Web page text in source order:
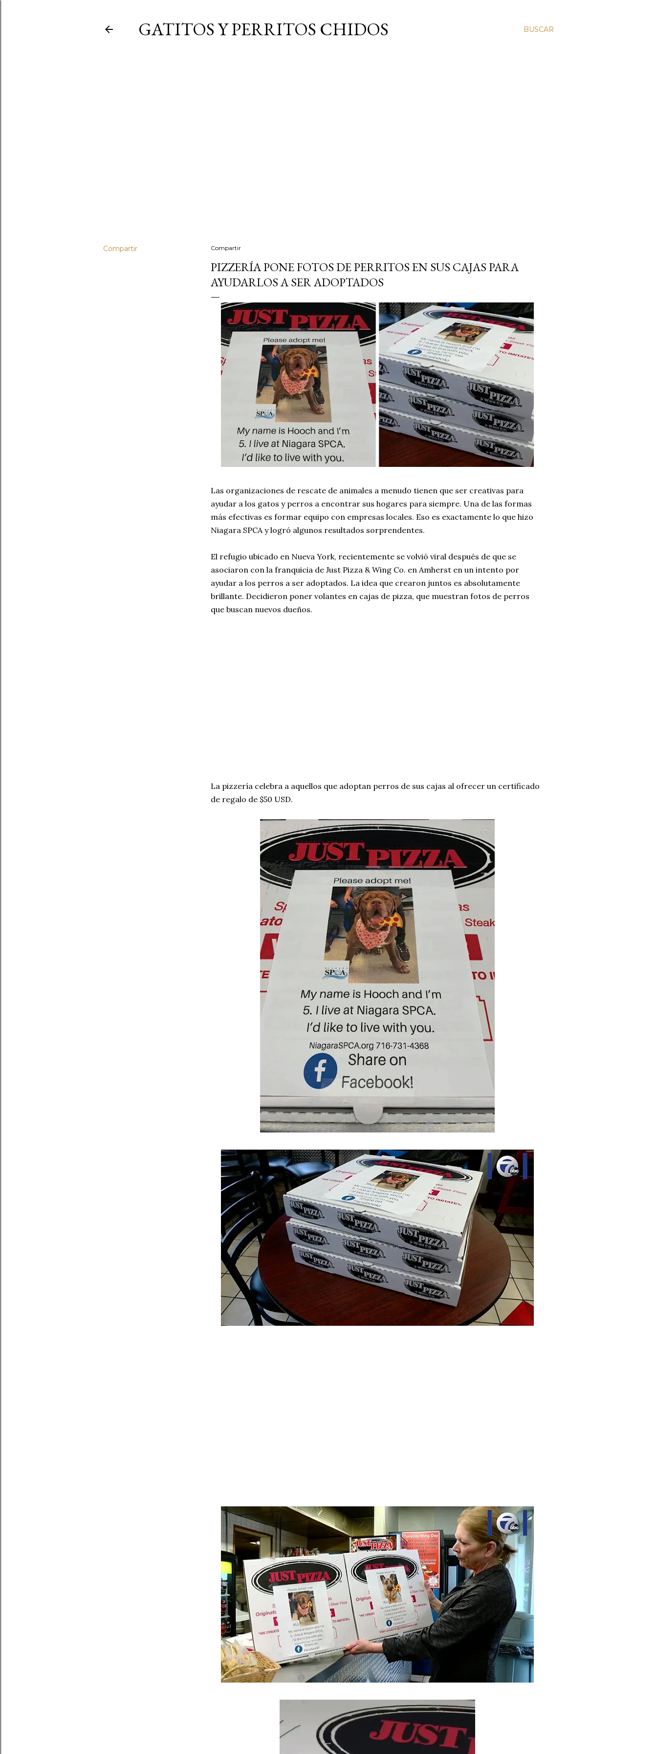
BUSCAR
GATITOS Y PERRITOS CHIDOS
Compartir Compartir
PIZZERÍA PONE FOTOS DE PERRITOS EN SUS CAJAS PARA
AYUDARLOS A SER ADOPTADOS
Las organizaciones de rescate de animales a menudo tienen que ser creativas para
ayudar a los gatos y perros a encontrar sus hogares para siempre. Una de las formas
más efectivas es formar equipo con empresas locales. Eso es exactamente lo que hizo
Niagara SPCA y logró algunos resultados sorprendentes.
El refugio ubicado en Nueva York, recientemente se volvió viral después de que se
asociaron con la franquicia de Just Pizza & Wing Co. en Amherst en un intento por
ayudar a los perros a ser adoptados. La idea que crearon juntos es absolutamente
brillante. Decidieron poner volantes en cajas de pizza, que muestran fotos de perros
que buscan nuevos dueños.
La pizzería celebra a aquellos que adoptan perros de sus cajas al ofrecer un certificado
de regalo de $50 USD.